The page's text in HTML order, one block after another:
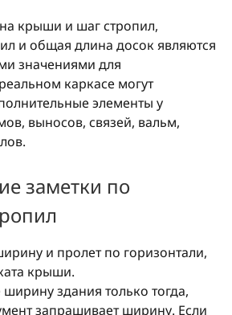
крыши и шаг стропил,
и общая длина досок являются
значениями для
каркасе могут
элементы у
выносов, связей, вальм,
заметки по
и пролет по горизонтали,
крыши.
ширину здания только тогда,
запрашивает ширину. Если